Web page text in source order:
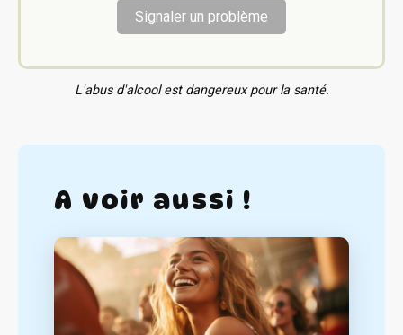
Signaler un problème
L'abus d'alcool est dangereux pour la santé.
A voir aussi !